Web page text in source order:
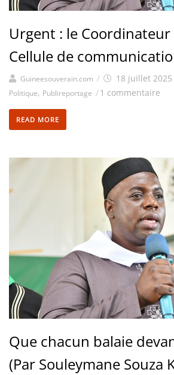
Urgent : le Coordinateur
Cellule de
Guineesouverain.com / 18 juillet 2025
Politique, Publireportage /1 commentaire
READ MORE
Que chacun balaie
(Par Souleymane Souza